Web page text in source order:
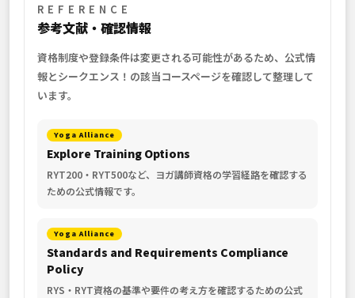
REFERENCE
参考文献・確認情報
資格制度や登録条件は変更される可能性があるため、公式情
報とシークエンス！の該当コースページを確認して整理して
います。
Yoga Alliance
Explore Training Options
RYT200・RYT500など、ヨガ講師資格の学習経路を確認する
ための公式情報です。
Yoga Alliance
Standards and Requirements Compliance
Policy
RYS・RYT資格の基準や要件の考え方を確認するための公式